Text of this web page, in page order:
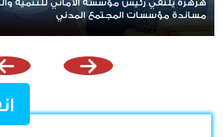
لليوم الثالث.. عدن تصعّد سلمياً رفضاً لتردي
الخارجية